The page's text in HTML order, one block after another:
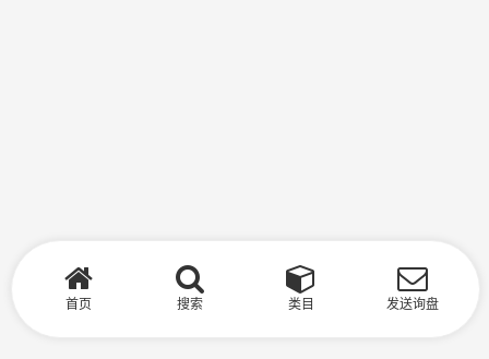
首页 搜索 类目 发送询盘